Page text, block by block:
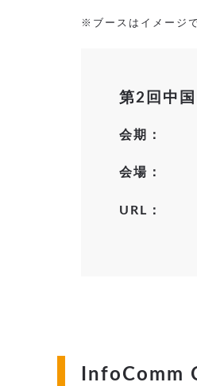
※ブースはイメージ
第2回中
会期：
会場：
URL：
InfoComm